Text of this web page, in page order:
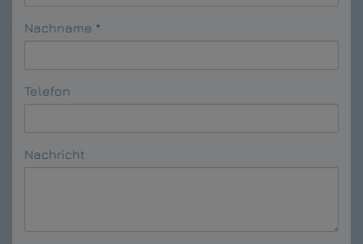
Nachname
Telefon
Nachricht